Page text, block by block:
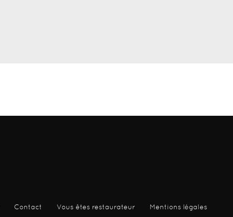
Contact Vous êtes restaurateur Mentions légales